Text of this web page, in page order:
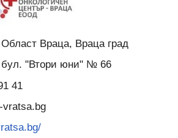
Област Враца, Враца град
бул. "Втори юни" № 66
41
vratsa.bg